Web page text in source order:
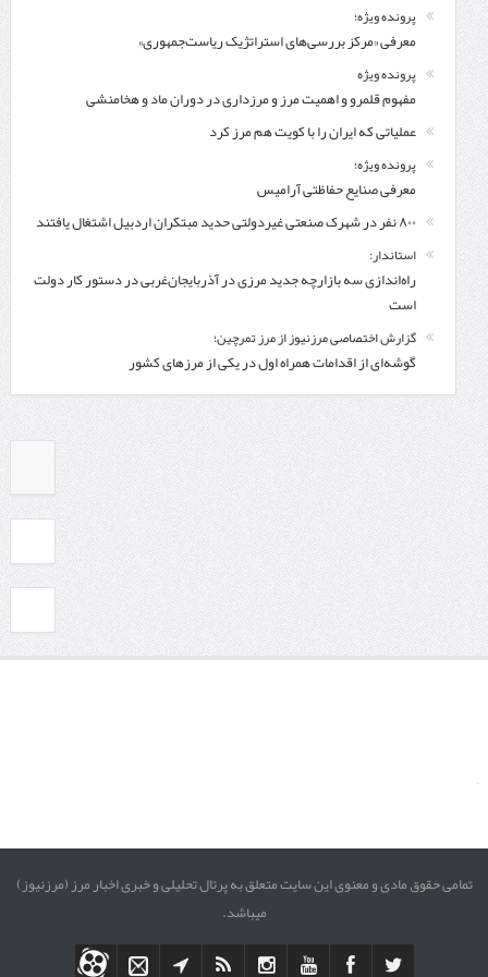
پرونده ویژه؛
معرفی «مرکز بررسی‌های استراتژیک ریاست‌جمهوری»
پرونده ویژه
مفهوم قلمرو و اهمیت مرز و مرزداری در دوران ماد و هخامنشی
عملیاتی که ایران را با کویت هم مرز کرد
پرونده ویژه؛
معرفی صنایع حفاظتی آرامیس
۸۰۰ نفر در شهرک صنعتی غیردولتی حدید مبتکران اردبیل اشتغال یافتند
استاندار:
راه‌اندازی سه بازارچه جدید مرزی در آذربایجان‌غربی در دستور کار دولت
است
گزارش اختصاصی مرزنیوز از مرز تمرچین؛
گوشه‌ای از اقدامات همراه اول در یکی از مرزهای کشور
تمامی حقوق مادی و معنوی این سایت متعلق به پرتال تحلیلی و خبری اخبار مرز (مرزنیوز)
میباشد.